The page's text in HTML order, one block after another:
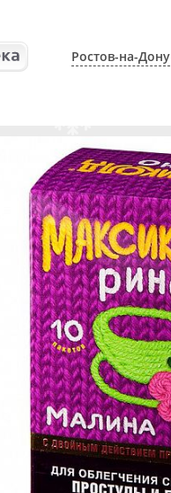
Ростов-на-Дону